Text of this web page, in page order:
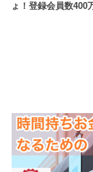
ょ！登録会員数400